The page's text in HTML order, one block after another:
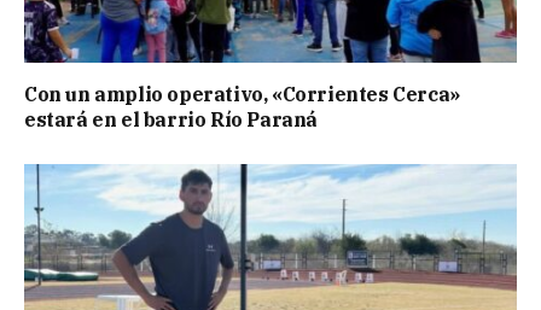
Con un amplio operativo, «Corrientes Cerca»
estará en el barrio Río Paraná